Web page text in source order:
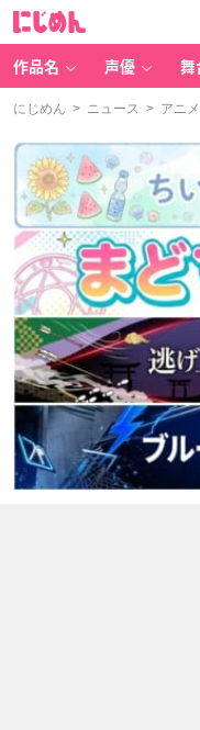
作品名 声優 舞
にじめん > ニュース > アニメ